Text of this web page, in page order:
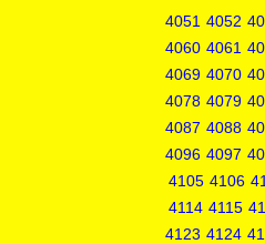
4051 4052
4060 4061
4069 4070
4078 4079
4087 4088
4096 4097
4105 4106
4114 4115
4123 4124